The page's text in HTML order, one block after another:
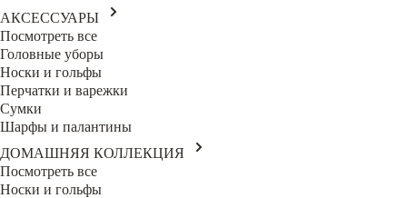
АКСЕССУАРЫ
Посмотреть все
Головные уборы
Носки и гольфы
Перчатки и варежки
Сумки
Шарфы и палантины
ДОМАШНЯЯ КОЛЛЕКЦИЯ
Посмотреть все
Носки и гольфы